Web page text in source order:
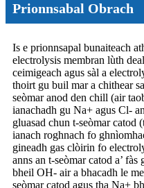
Prionnsabal Obrach
Is e prionnsapal bunaiteach
electrolysis membran lùth
ceimigeach agus sàl a
thoirt gu buil mar a chithear
seòmar anod den chill (air
ianachadh gu Na+ agus Cl-
gluasad chun t-seòmar catod
ianach roghnach fo
gineadh gas clòirin fo
anns an t-seòmar catod a’
bheil OH- air a bhacadh le
seòmar catod agus tha Na+